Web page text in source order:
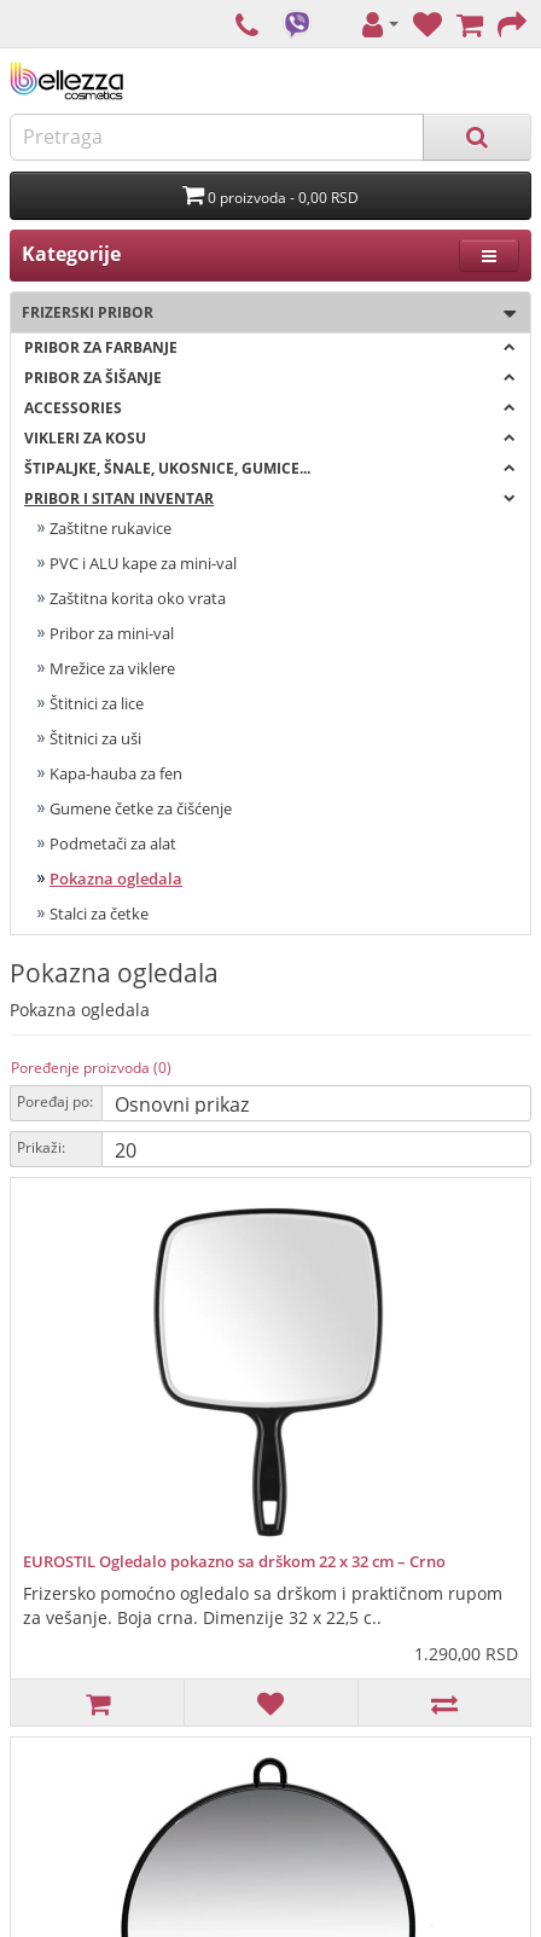
0 proizvoda - 0,00 RSD
Kategorije
FRIZERSKI PRIBOR
PRIBOR ZA FARBANJE
PRIBOR ZA ŠIŠANJE
ACCESSORIES
VIKLERI ZA KOSU
ŠTIPALJKE, ŠNALE, UKOSNICE, GUMICE...
PRIBOR I SITAN INVENTAR
Zaštitne rukavice
PVC i ALU kape za mini-val
Zaštitna korita oko vrata
Pribor za mini-val
Mrežice za viklere
Štitnici za lice
Štitnici za uši
Kapa-hauba za fen
Gumene četke za čišćenje
Podmetači za alat
Pokazna ogledala
Stalci za četke
Pokazna ogledala
Pokazna ogledala
Poređenje proizvoda (0)
Poređaj po:
Prikaži:
EUROSTIL Ogledalo pokazno sa drškom 22 x 32 cm – Crno
Frizersko pomoćno ogledalo sa drškom i praktičnom rupom
za vešanje. Boja crna. Dimenzije 32 x 22,5 c..
1.290,00 RSD